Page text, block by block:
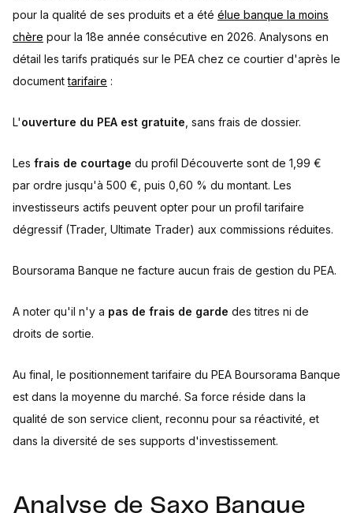
pour la qualité de ses produits et a été élue banque la moins
chère pour la 18e année consécutive en 2026. Analysons en
détail les tarifs pratiqués sur le PEA chez ce courtier d'après le
documenttarifaire :
L'ouverture du PEA est gratuite , sans frais de dossier.
Les frais de courtage du profil Découverte sont de 1,99 €
par ordre jusqu'à 500 €, puis 0,60 % du montant. Les
investisseurs actifs peuvent opter pour un profil tarifaire
dégressif (Trader, Ultimate Trader) aux commissions réduites.
Boursorama Banque ne facture aucun frais de gestion du PEA.
A noter qu'il n'y a pas de frais de garde des titres ni de
droits de sortie.
Au final, le positionnement tarifaire du PEA Boursorama Banque
est dans la moyenne du marché. Sa force réside dans la
qualité de son service client, reconnu pour sa réactivité, et
dans la diversité de ses supports d'investissement.
Analyse de Saxo Banque